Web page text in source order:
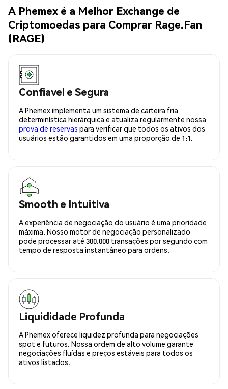
A Phemex é a Melhor Exchange de
Criptomoedas para Comprar Rage.Fan
(RAGE)
Confiavel e Segura
A Phemex implementa um sistema de carteira fria
determinística hierárquica e atualiza regularmente nossa
prova de reservas para verificar que todos os ativos dos
usuários estão garantidos em uma proporção de 1:1.
Smooth e Intuitiva
A experiência de negociação do usuário é uma prioridade
máxima. Nosso motor de negociação personalizado
pode processar até 300.000 transações por segundo com
tempo de resposta instantâneo para ordens.
Liquididade Profunda
A Phemex oferece liquidez profunda para negociações
spot e futuros. Nossa ordem de alto volume garante
negociações fluídas e preços estáveis para todos os
ativos listados.